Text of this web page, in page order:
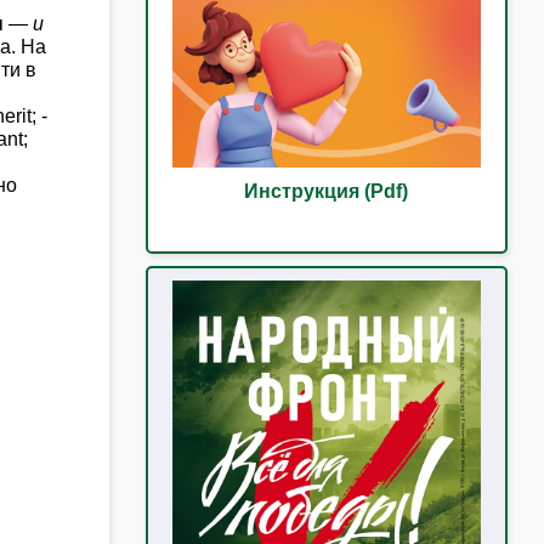
— и
На
в
-
Инструкция (Pdf)